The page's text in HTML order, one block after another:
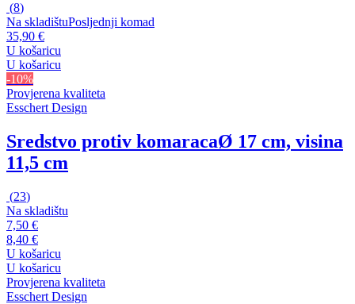
(8)
Na skladištuPosljednji komad
35,90 €
U košaricu
U košaricu
-10%
Provjerena kvaliteta
Esschert Design
Sredstvo protiv komaracaØ 17 cm, visina
11,5 cm
(23)
Na skladištu
7,50 €
8,40 €
U košaricu
U košaricu
Provjerena kvaliteta
Esschert Design